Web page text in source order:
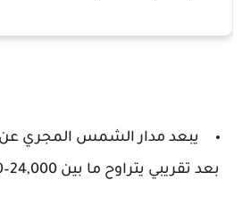
يبعد مدار الشمس المجري عن
بعد تقريبي يتراوح ما بين 24,000–26,000 سنة ضوئية